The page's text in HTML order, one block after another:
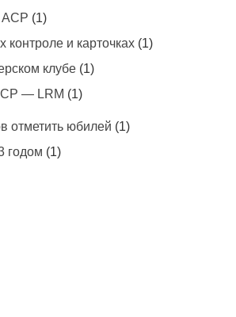
АСР (1)
контроле и карточках(1)
клубе(1)
— LRM (1)
отметить юбилей (1)
годом (1)